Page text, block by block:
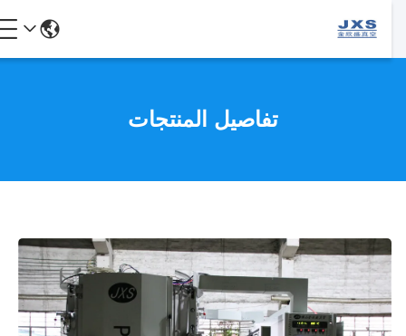
تفاصيل المنتجات